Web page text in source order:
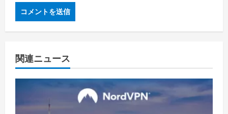
関連ニュース